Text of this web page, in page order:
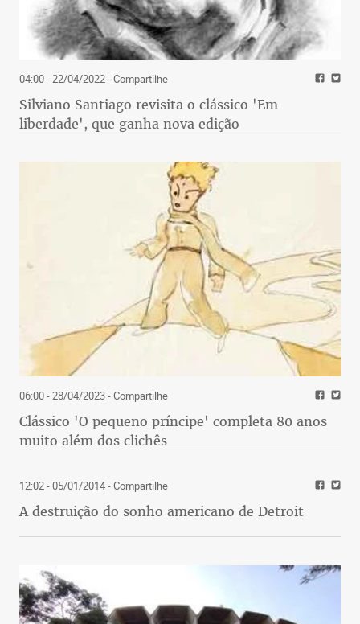
04:00 - 22/04/2022- Compartilhe
Silviano Santiago revisita o clássico 'Em
liberdade', que ganha nova edição
06:00 - 28/04/2023- Compartilhe
Clássico 'O pequeno príncipe' completa 80 anos
muito além dos clichês
12:02 - 05/01/2014- Compartilhe
A destruição do sonho americano de Detroit